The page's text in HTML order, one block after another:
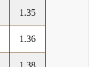
1.35
1.36